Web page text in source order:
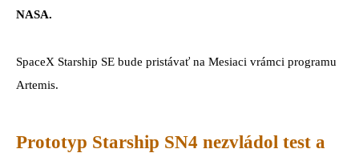
NASA.
SpaceX Starship SE bude pristávať na Mesiaci vrámci programu
Artemis.
Prototyp Starship SN4 nezvládol test a